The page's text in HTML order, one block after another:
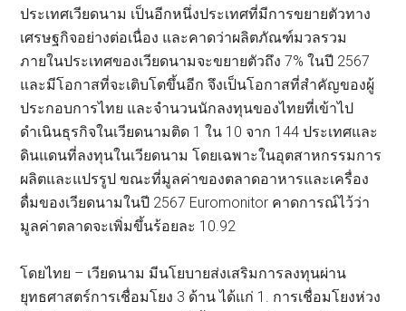
ประเทศเวียดนาม เป็นอีกหนึ่งประเทศที่มีการขยายตัวทาง
เศรษฐกิจอย่างต่อเนื่อง และคาดว่าผลิตภัณฑ์มวลรวม
ภายในประเทศของเวียดนามจะขยายตัวถึง 7% ในปี 2567
และมีโอกาสที่จะเติบโตขึ้นอีก จึงเป็นโอกาสที่สำคัญของผู้
ประกอบการไทย และจำนวนนักลงทุนของไทยที่เข้าไป
ดำเนินธุรกิจในเวียดนามติด 1 ใน 10 จาก 144 ประเทศและ
ดินแดนที่ลงทุนในเวียดนาม โดยเฉพาะในอุตสาหกรรมการ
ผลิตและแปรรูป ขณะที่มูลค่าของตลาดอาหารและเครื่อง
ดื่มของเวียดนามในปี 2567 Euromonitor คาดการณ์ไว้ว่า
มูลค่าตลาดจะเพิ่มขึ้นร้อยละ 10.92
โดยไทย – เวียดนาม มีนโยบายส่งเสริมการลงทุนผ่าน
ยุทธศาสตร์การเชื่อมโยง 3 ด้าน ได้แก่ 1. การเชื่อมโยงห่วง